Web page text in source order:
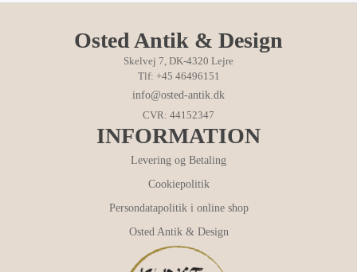
Osted Antik & Design
Skelvej 7, DK-4320 Lejre
Tlf: +45 46496151
info@osted-antik.dk
CVR: 44152347
INFORMATION
Levering og Betaling
Cookiepolitik
Persondatapolitik i online shop
Osted Antik & Design